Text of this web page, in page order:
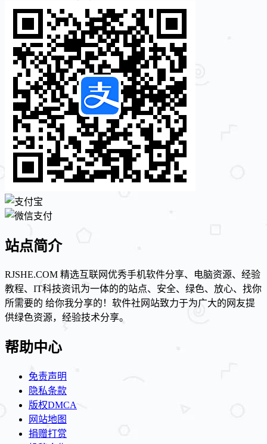
站点简介
RJSHE.COM 精选互联网优秀手机软件分享、电脑资源、经验
教程、IT科技资讯为一体的的站点、安全、绿色、放心、找你
所需要的 给你我分享的！软件社网站致力于为广大的网友提
供绿色资源，经验技术分享。
帮助中心
免责声明
隐私条款
版权DMCA
网站地图
捐赠打赏